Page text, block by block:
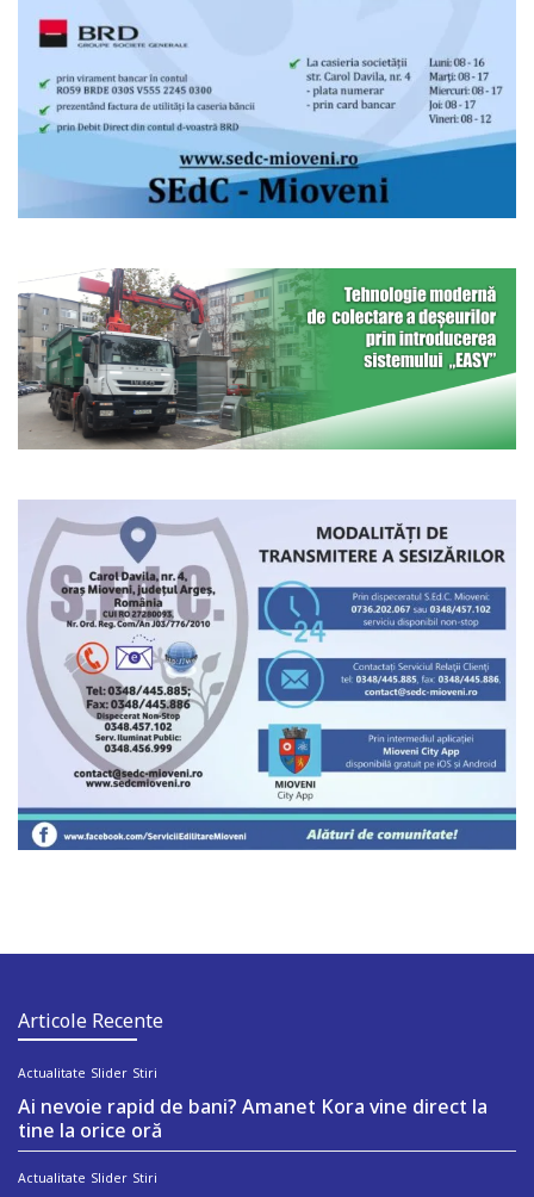
Articole Recente
Actualitate Slider Stiri
Ai nevoie rapid de bani? Amanet Kora vine direct la
tine la orice oră
Actualitate Slider Stiri